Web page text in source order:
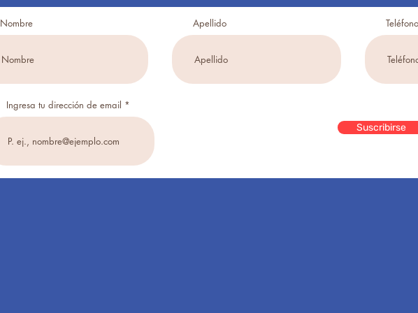
Nombre
Ingresa tu dirección de email
Apellido Teléfono
Suscribirse